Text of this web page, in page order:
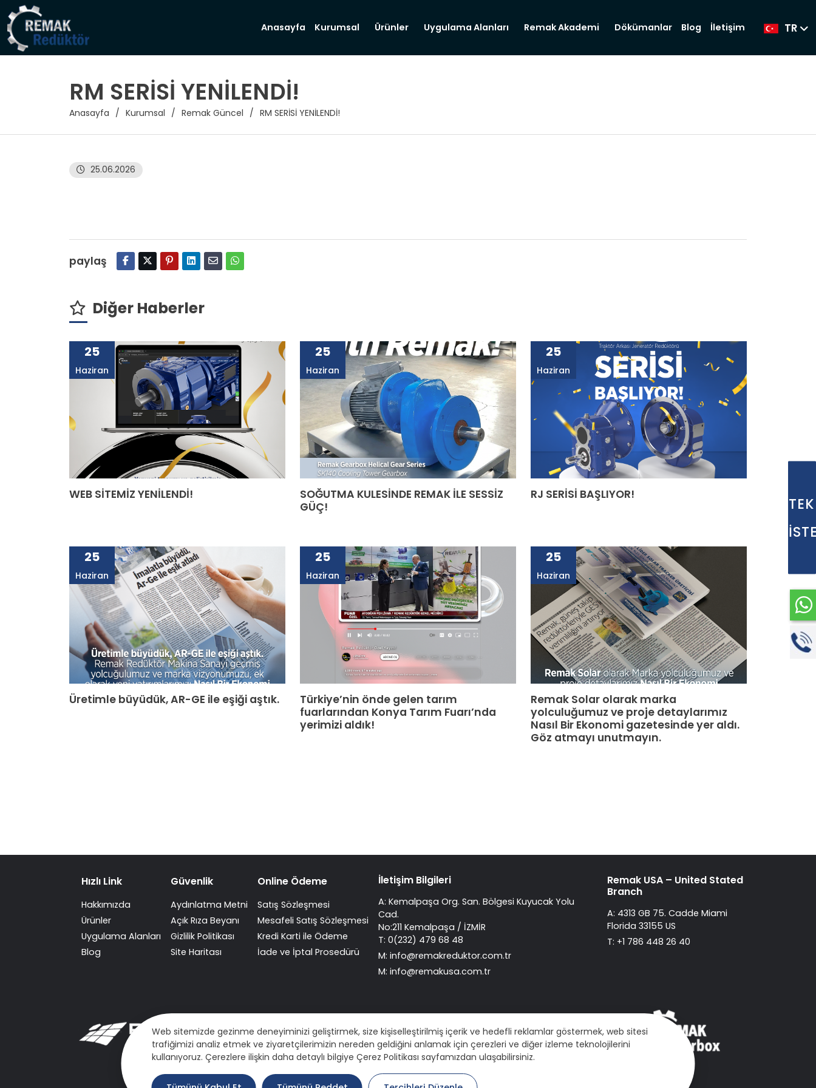
Web sitemizde gezinme deneyiminizi geliştirmek, size kişiselleştirilmiş içerik ve hedefli reklamlar göstermek, web sitesi
trafiğimizi analiz etmek ve ziyaretçilerimizin nereden geldiğini anlamak için çerezleri ve diğer izleme teknolojilerini
kullanıyoruz. Çerezlere ilişkin daha detaylı bilgiye Çerez Politikası sayfamızdan ulaşabilirsiniz.
Anasayfa Kurumsal Ürünler Uygulama Alanları Remak Akademi Dökümanlar Blog İletişim TR
RM SERİSİ YENİLENDİ!
Anasayfa Kurumsal Remak Güncel RM SERİSİ YENİLENDİ!
25.06.2026
paylaş
Diğer Haberler
25
Haziran
WEB SİTEMİZ YENİLENDİ!
25
Haziran
SOĞUTMA KULESİNDE REMAK İLE SESSİZ
GÜÇ!
25
Haziran
RJ SERİSİ BAŞLIYOR!
25
Haziran
Üretimle büyüdük, AR-GE ile eşiği aştık.
25
Haziran
Türkiye’nin önde gelen tarım
fuarlarından Konya Tarım Fuarı’nda
yerimizi aldık!
25
Haziran
Remak Solar olarak marka
yolculuğumuz ve proje detaylarımız
Nasıl Bir Ekonomi gazetesinde yer aldı.
Göz atmayı unutmayın.
Hızlı Link
Hakkımızda
Ürünler
Uygulama Alanları
Blog
Güvenlik
Aydınlatma Metni
Açık Rıza Beyanı
Gizlilik Politikası
Site Haritası
Online Ödeme
Satış Sözleşmesi
Mesafeli Satış Sözleşmesi
Kredi Karti ile Ödeme
İade ve İptal Prosedürü
İletişim Bilgileri
A: Kemalpaşa Org. San. Bölgesi Kuyucak Yolu
Cad.
No:211 Kemalpaşa / İZMİR
T: 0(232) 479 68 48
M: info@remakreduktor.com.tr
M: info@remakusa.com.tr
Remak USA – United Stated
Branch
A: 4313 GB 75. Cadde Miami
Florida 33155 US
T: +1 786 448 26 40